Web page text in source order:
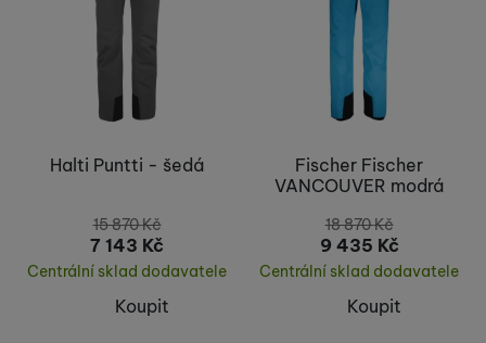
Halti Puntti - šedá
15 870Kč
7 143 Kč
Centrální sklad dodavatele
Koupit
Fischer Fischer
VANCOUVER modrá
18 870Kč
9 435 Kč
Centrální sklad dodavatele
Koupit